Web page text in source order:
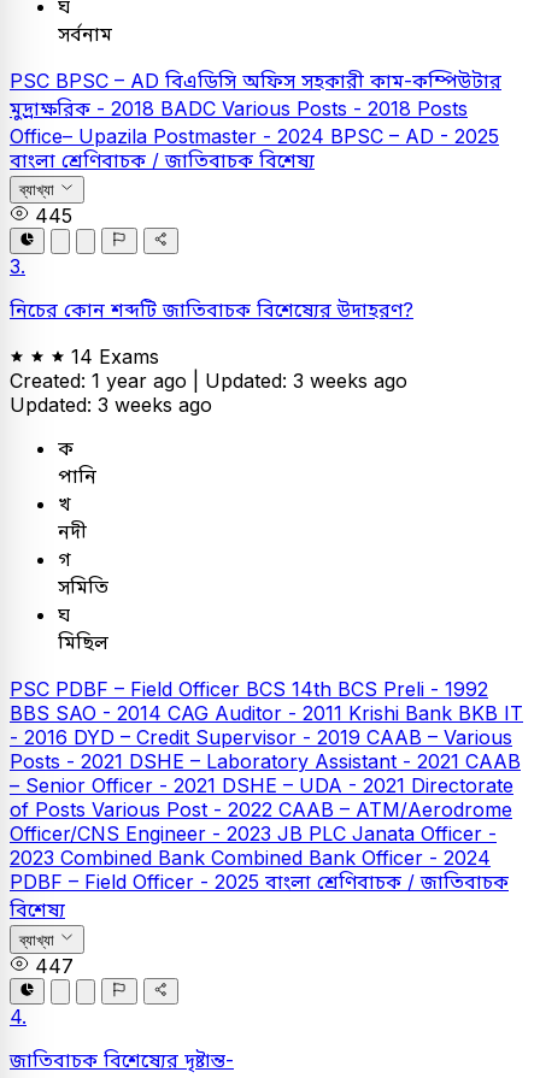
ঘ
সর্বনাম
PSC BPSC – AD বিএডিসি অফিস সহকারী কাম-কম্পিউটার
মুদ্রাক্ষরিক - 2018 BADC Various Posts - 2018 Posts
Office– Upazila Postmaster - 2024 BPSC – AD - 2025
বাংলা শ্রেণিবাচক / জাতিবাচক বিশেষ্য
ব্যাখ্যা
445
3.
নিচের কোন শব্দটি জাতিবাচক বিশেষ্যের উদাহরণ?
14 Exams
Created: 1 year ago | Updated: 3 weeks ago
Updated: 3 weeks ago
ক
পানি
খ
নদী
গ
সমিতি
ঘ
মিছিল
PSC PDBF – Field Officer BCS 14th BCS Preli - 1992
BBS SAO - 2014 CAG Auditor - 2011 Krishi Bank BKB IT
- 2016 DYD – Credit Supervisor - 2019 CAAB – Various
Posts - 2021 DSHE – Laboratory Assistant - 2021 CAAB
– Senior Officer - 2021 DSHE – UDA - 2021 Directorate
of Posts Various Post - 2022 CAAB – ATM/Aerodrome
Officer/CNS Engineer - 2023 JB PLC Janata Officer -
2023 Combined Bank Combined Bank Officer - 2024
PDBF – Field Officer - 2025 বাংলা শ্রেণিবাচক / জাতিবাচক
বিশেষ্য
ব্যাখ্যা
447
4.
জাতিবাচক বিশেষ্যের দৃষ্টান্ত-